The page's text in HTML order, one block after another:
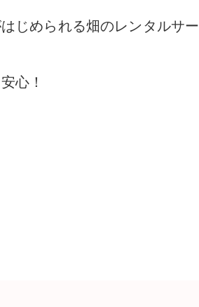
じめられる畑のレンタルサー
心！